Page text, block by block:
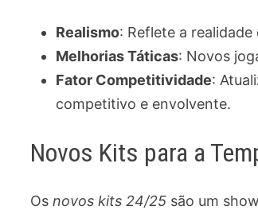
Realismo: Reflete a
Melhorias Táticas: Novos
Fator Competitividade:
competitivo e envolvente.
Novos Kits para a
Osnovos kits 24/25 são um